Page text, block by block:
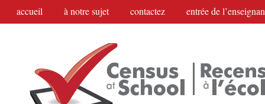
accueil à notre sujet contactez entrée de